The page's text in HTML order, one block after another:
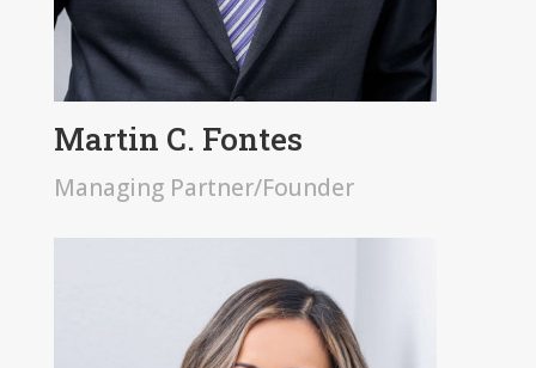
Martin C. Fontes
Managing Partner/Founder